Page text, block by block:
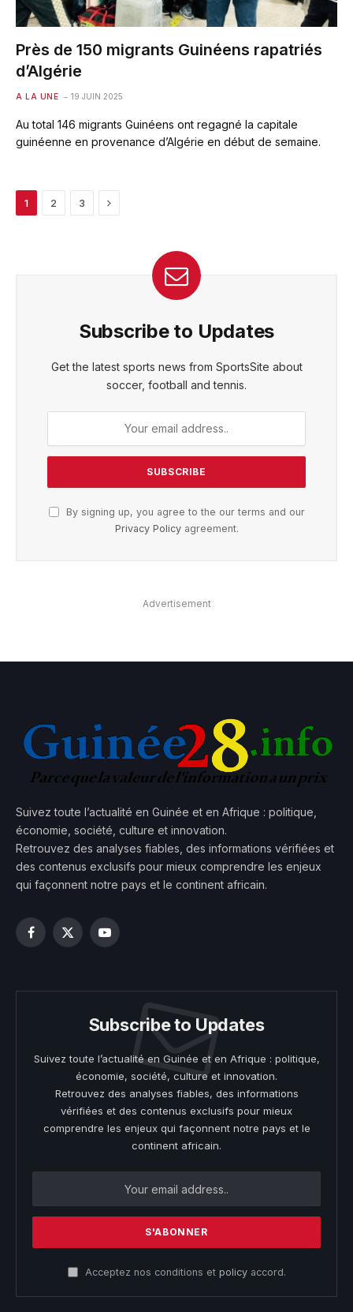
Près de 150 migrants Guinéens rapatriés
d’Algérie
A LA UNE 19 JUIN 2025
Au total 146 migrants Guinéens ont regagné la capitale
guinéenne en provenance d’Algérie en début de semaine.
1 2 3 Next
Subscribe to Updates
Get the latest sports news from SportsSite about
soccer, football and tennis.
By signing up, you agree to the our terms and our
Privacy Policyagreement.
Advertisement
Suivez toute l’actualité en Guinée et en Afrique : politique,
économie, société, culture et innovation.
Retrouvez des analyses fiables, des informations vérifiées et
des contenus exclusifs pour mieux comprendre les enjeux
qui façonnent notre pays et le continent africain.
Facebook
X
YouTube
Subscribe to Updates
Suivez toute l’actualité en Guinée et en Afrique : politique,
économie, société, culture et innovation.
Retrouvez des analyses fiables, des informations
vérifiées et des contenus exclusifs pour mieux
comprendre les enjeux qui façonnent notre pays et le
continent africain.
Acceptez nos conditions et policyaccord.